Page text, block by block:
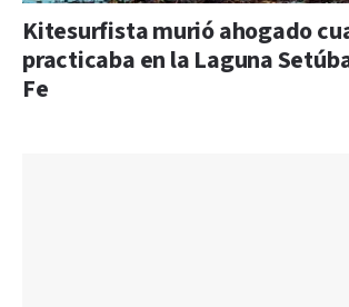
Kitesurfista murió ahogado
practicaba en la Laguna
Fe